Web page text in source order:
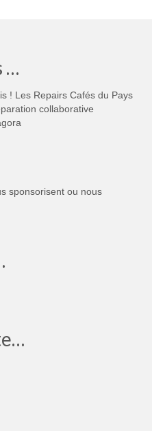
…
! Les Repairs Cafés du Pays
collaborative
sponsorisent ou nous